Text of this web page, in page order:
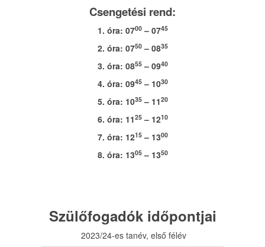
Csengetési rend:
1. óra: 0700– 0745
2. óra: 0750– 0835
3. óra: 0855– 0940
4. óra: 0945– 1030
5. óra: 1035– 1120
6. óra: 1125– 1210
7. óra: 1215– 1300
8. óra: 1305– 1350
Szülőfogadók időpontjai
2023/24-es tanév, első félév